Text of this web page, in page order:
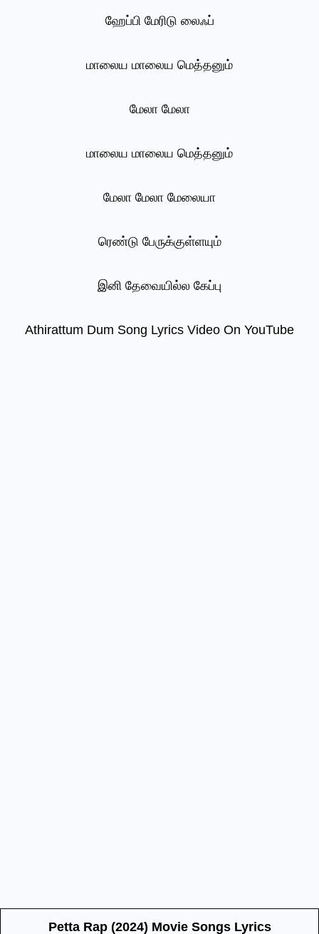
ஹேப்பி மேரிடு லைஃப்
மாலைய மாலைய மெத்தனும்
மேலா மேலா
மாலைய மாலைய மெத்தனும்
மேலா மேலா மேலையா
ரெண்டு பேருக்குள்ளயும்
இனி தேவையில்ல கேப்பு
Athirattum Dum Song Lyrics Video On YouTube
Petta Rap (2024) Movie Songs Lyrics